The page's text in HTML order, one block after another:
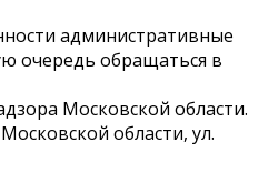
административные
очередь обращаться в
Московской области.
области, ул.